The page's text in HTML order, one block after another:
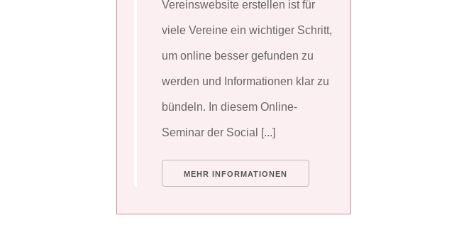
Vereinswebsite erstellen ist für
viele Vereine ein wichtiger Schritt,
um online besser gefunden zu
werden und Informationen klar zu
bündeln. In diesem Online-
Seminar der Social [...]
MEHR INFORMATIONEN